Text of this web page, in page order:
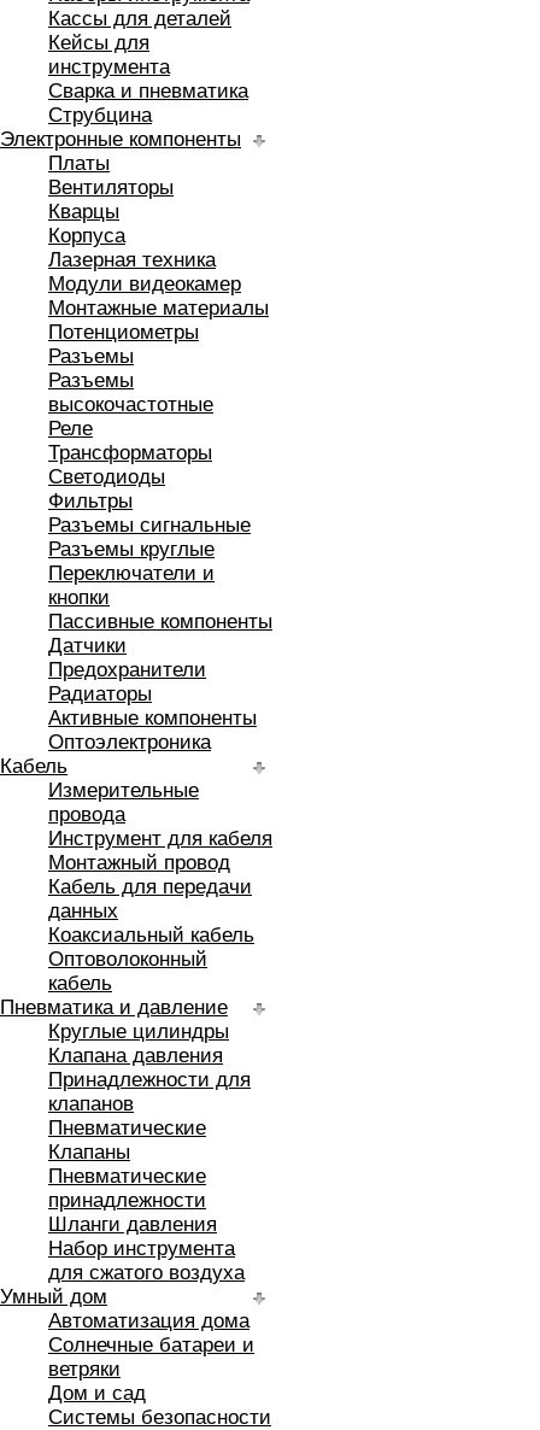
Кассы для деталей
Кейсы для
инструмента
Сварка и пневматика
Струбцина
Электронные компоненты
Платы
Вентиляторы
Кварцы
Корпуса
Лазерная техника
Модули видеокамер
Монтажные материалы
Потенциометры
Разъемы
Разъемы
высокочастотные
Реле
Трансформаторы
Светодиоды
Фильтры
Разъемы сигнальные
Разъемы круглые
Переключатели и
кнопки
Пассивные компоненты
Датчики
Предохранители
Радиаторы
Активные компоненты
Оптоэлектроника
Кабель
Измерительные
провода
Инструмент для кабеля
Монтажный провод
Кабель для передачи
данных
Коаксиальный кабель
Оптоволоконный
кабель
Пневматика и давление
Круглые цилиндры
Клапана давления
Принадлежности для
клапанов
Пневматические
Клапаны
Пневматические
принадлежности
Шланги давления
Набор инструмента
для сжатого воздуха
Умный дом
Автоматизация дома
Солнечные батареи и
ветряки
Дом и сад
Системы безопасности